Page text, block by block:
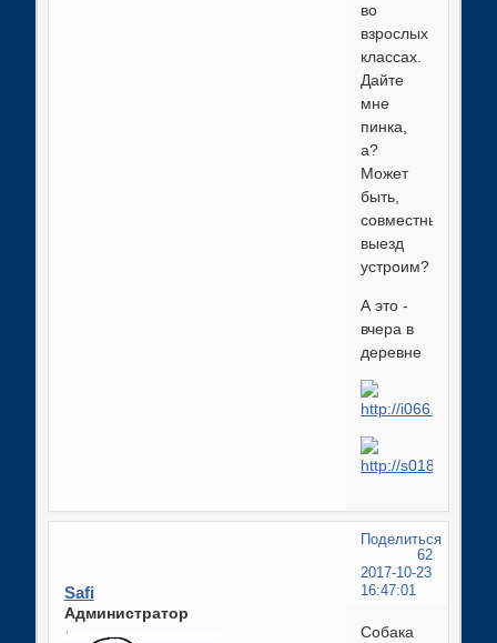
во
взрослых
классах.
Дайте
мне
пинка,
а?
Может
быть,
совместный
выезд
устроим?
А это -
вчера в
деревне
Поделиться
62
2017-10-23
16:47:01
Safi
Администратор
Собака